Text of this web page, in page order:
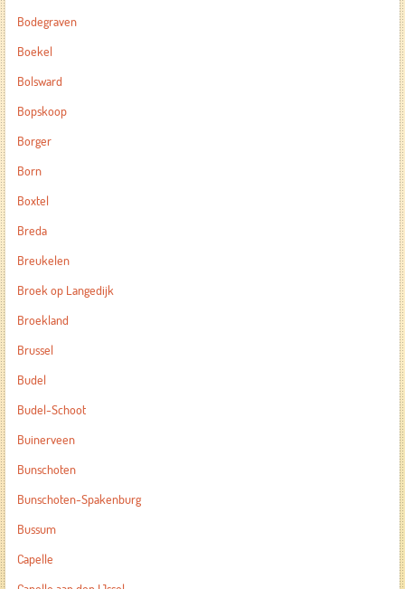
Bodegraven
Boekel
Bolsward
Bopskoop
Borger
Born
Boxtel
Breda
Breukelen
Broek op Langedijk
Broekland
Brussel
Budel
Budel-Schoot
Buinerveen
Bunschoten
Bunschoten-Spakenburg
Bussum
Capelle